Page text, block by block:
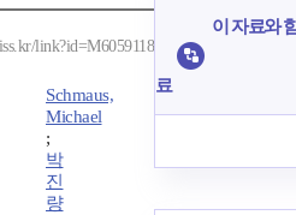
link?id=M6059118
Schmaus,
Michael
;
박
진
량
이 자료와
료